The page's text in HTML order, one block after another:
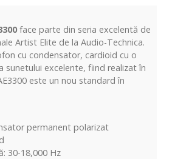
face parte din seria excelentă de
Artist Elite de la Audio-Technica.
cu condensator, cardioid cu o
sunetului excelente, fiind realizat în
este un nou standard în
permanent polarizat
30-18,000 Hz